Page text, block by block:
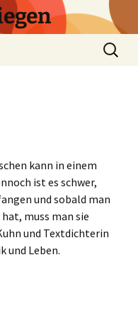
Suchen
nach:
kann in einem
ist es schwer,
und sobald man
muss man sie
und Textdichterin
und Leben.